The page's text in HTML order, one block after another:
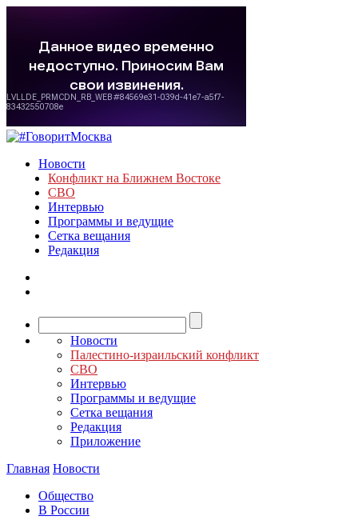
Новости
Конфликт на Ближнем Востоке
СВО
Интервью
Программы и ведущие
Сетка вещания
Редакция
Новости
Палестино-израильский конфликт
СВО
Интервью
Программы и ведущие
Сетка вещания
Редакция
Приложение
Главная Новости
Общество
В России